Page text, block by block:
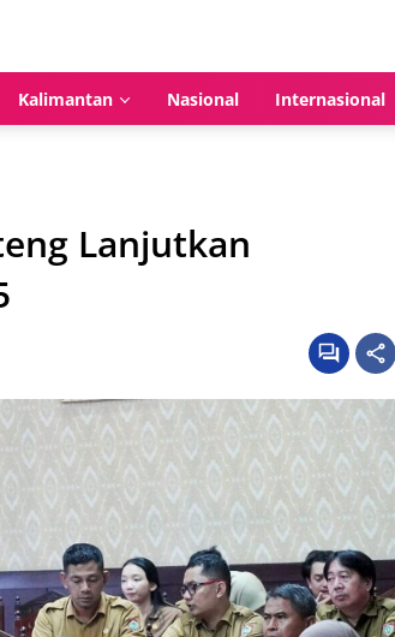
Kalimantan Nasional Internasional
Lanjutkan